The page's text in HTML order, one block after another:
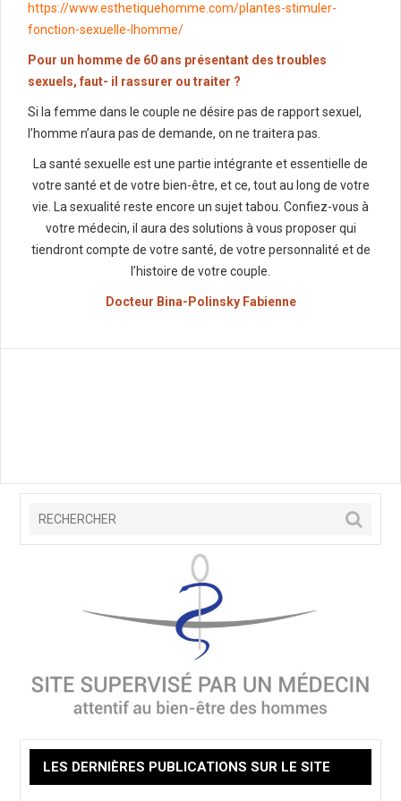
https://www.esthetiquehomme.com/plantes-stimuler-
fonction-sexuelle-lhomme/
Pour un homme de 60 ans présentant des troubles
sexuels, faut- il rassurer ou traiter ?
Si la femme dans le couple ne désire pas de rapport sexuel,
l’homme n’aura pas de demande, on ne traitera pas.
La santé sexuelle est une partie intégrante et essentielle de
votre santé et de votre bien-être, et ce, tout au long de votre
vie. La sexualité reste encore un sujet tabou. Confiez-vous à
votre médecin, il aura des solutions à vous proposer qui
tiendront compte de votre santé, de votre personnalité et de
l’histoire de votre couple.
Docteur Bina-Polinsky Fabienne
LES DERNIÈRES PUBLICATIONS SUR LE SITE